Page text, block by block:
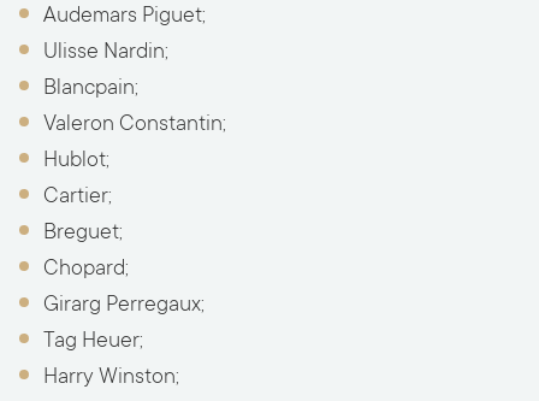
Audemars Piguet;
Ulisse Nardin;
Blancpain;
Valeron Constantin;
Hublot;
Cartier;
Breguet;
Chopard;
Girarg Perregaux;
Tag Heuer;
Harry Winston;